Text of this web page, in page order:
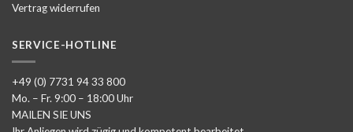
Vertrag widerrufen
SERVICE-HOTLINE
+49 (0) 7731 94 33 800
Mo. – Fr. 9:00 – 18:00 Uhr
MAILEN SIE UNS